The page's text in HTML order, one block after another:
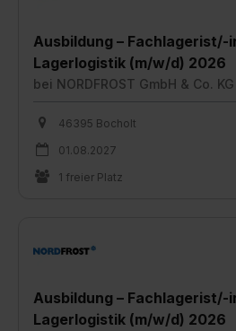
Ausbildung –
Lagerlogistik (m/w/d) 2026
bei NORDFROST GmbH & Co. KG
46395 Bocholt
01.08.2027
1 freier Platz
Ausbildung –
Lagerlogistik (m/w/d) 2026